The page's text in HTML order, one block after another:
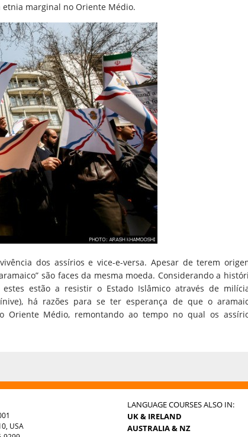
marginal no Oriente Médio.
dos assírios e vice-e-versa. Apesar de terem
são faces da mesma moeda. Considerando a
estão a resistir o Estado Islâmico através de
há razões para se ter esperança de que o
Oriente Médio, remontando ao tempo no qual os
USA
LANGUAGE COURSES ALSO IN:
UK & IRELAND
AUSTRALIA & NZ